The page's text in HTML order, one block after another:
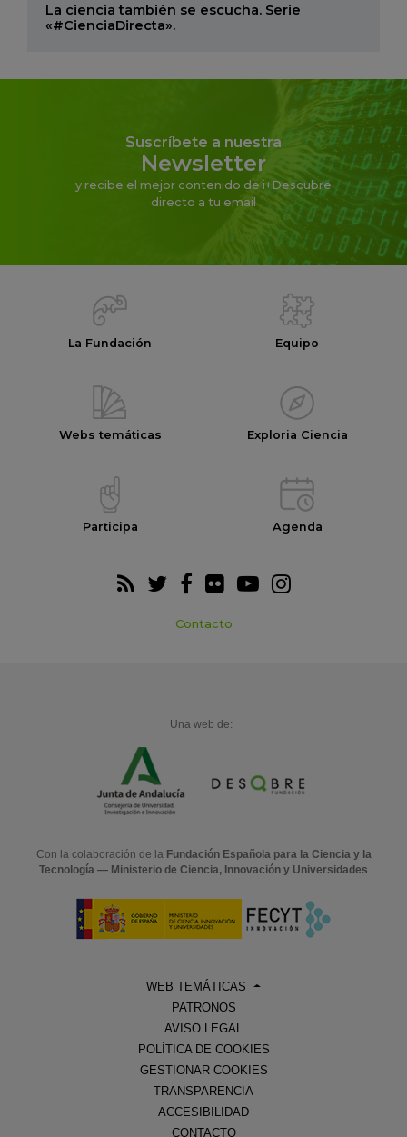
La ciencia también se escucha. Serie
«#CienciaDirecta».
Suscríbete a nuestra
Newsletter
y recibe el mejor contenido de i+Descubre
directo a tu email
La Fundación Equipo
Webs temáticas Exploria Ciencia
Participa Agenda
Contacto
Una web de:
Con la colaboración de la Fundación Española para la Ciencia y la
Tecnología — Ministerio de Ciencia, Innovación y Universidades
WEB TEMÁTICAS
PATRONOS
AVISO LEGAL
POLÍTICA DE COOKIES
GESTIONAR COOKIES
TRANSPARENCIA
ACCESIBILIDAD
CONTACTO